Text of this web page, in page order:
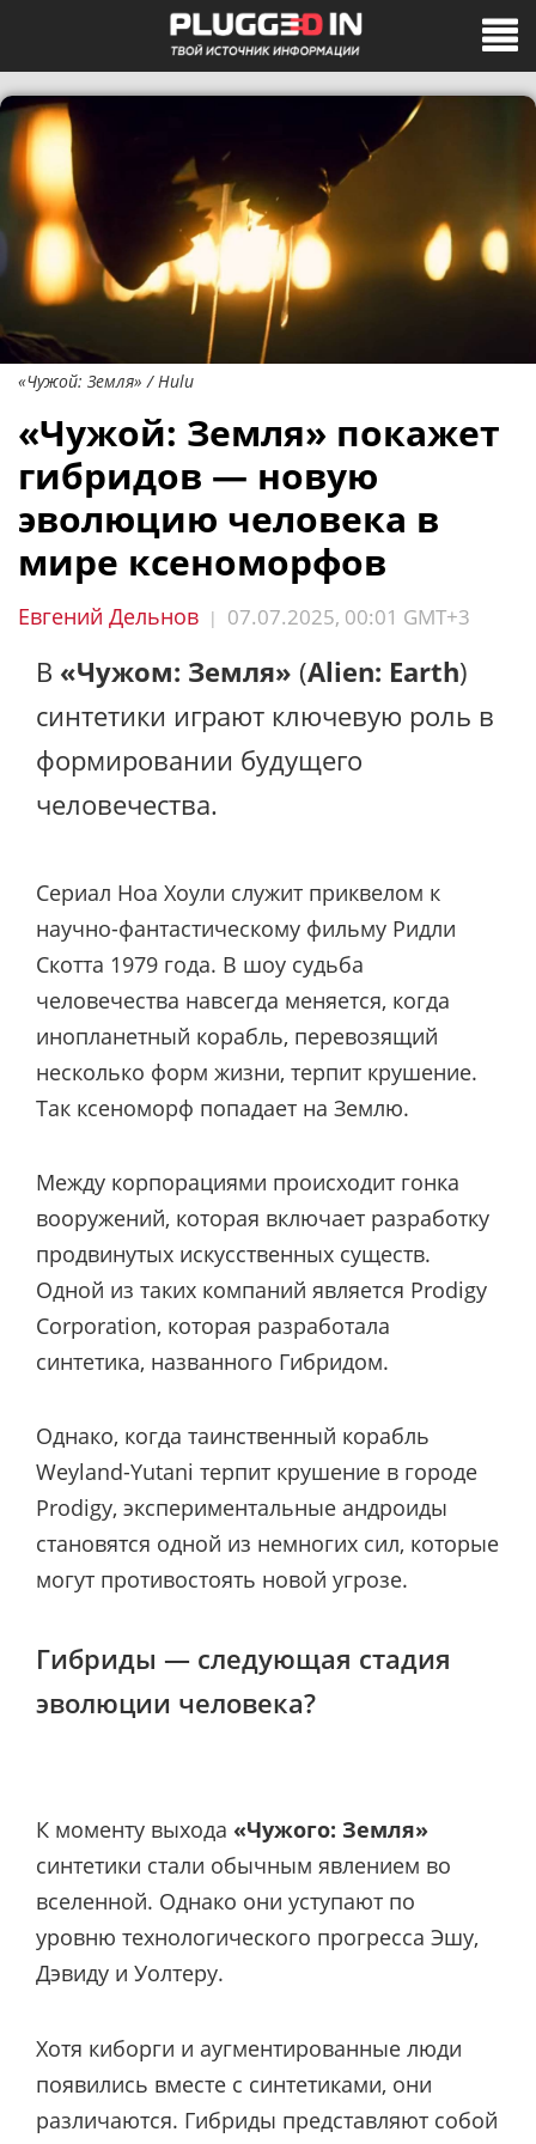
«Чужой: Земля» / Hulu
«Чужой: Земля» покажет
гибридов — новую
эволюцию человека в
мире ксеноморфов
Евгений Дельнов | 07.07.2025, 00:01 GMT+3
В «Чужом: Земля» (Alien: Earth)
синтетики играют ключевую роль в
формировании будущего
человечества.
Сериал Ноа Хоули служит приквелом к ​
научно-фантастическому фильму Ридли
Скотта 1979 года. В шоу судьба
человечества навсегда меняется, когда
инопланетный корабль, перевозящий
несколько форм жизни, терпит крушение.
Так ксеноморф попадает на Землю.
Между корпорациями происходит гонка
вооружений, которая включает разработку
продвинутых искусственных существ.
Одной из таких компаний является Prodigy
Corporation, которая разработала
синтетика, названного Гибридом.
Однако, когда таинственный корабль
Weyland-Yutani терпит крушение в городе
Prodigy, экспериментальные андроиды
становятся одной из немногих сил, которые
могут противостоять новой угрозе.
Гибриды — следующая стадия
эволюции человека?
К моменту выхода «Чужого: Земля»
синтетики стали обычным явлением во
вселенной. Однако они уступают по
уровню технологического прогресса Эшу,
Дэвиду и Уолтеру.
Хотя киборги и аугментированные люди
появились вместе с синтетиками, они
различаются. Гибриды представляют собой